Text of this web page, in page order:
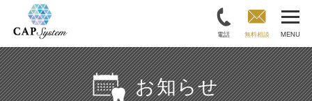
電話 無料相談 MENU
お知らせ